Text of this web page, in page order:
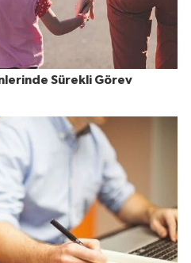
Sürekli Görev